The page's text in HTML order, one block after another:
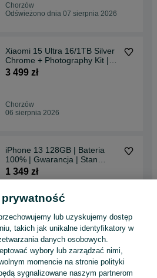
Chorzów
Odświeżono dnia 07 sierpnia 2026
Xiaomi 15 Ultra 16/1TB Silver
Chrome + Photography Kit |
Gwarancja | Sklep | Stan
3 499 zł
Chorzów
06 sierpnia 2026
iPhone 13 128GB | Bateria
100% | Gwarancja | Stan
idealny | Raty Alior
1 349 zł
Chorzów
Realme 16 5G 8/256GB |
Sklep | Gwarancja
03.08.2028r Nieużywany
999 zł
prywatność
lub uzyskujemy dostęp
takich jak unikalne identyfikatory w
danych osobowych.
wybory lub zarządzać nimi,
momencie na stronie polityki
sygnalizowane naszym partnerom